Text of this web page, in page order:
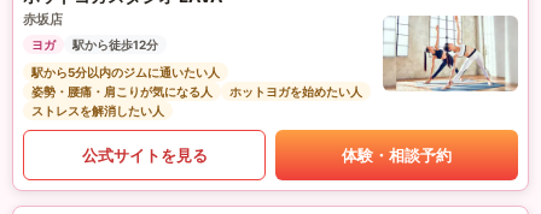
赤坂店
ヨガ
駅から徒歩12分
駅から5分以内のジムに通いたい人
姿勢・腰痛・肩こりが気になる人
ホットヨガを始めたい人
ストレスを解消したい人
公式サイトを見る 体験・相談予約